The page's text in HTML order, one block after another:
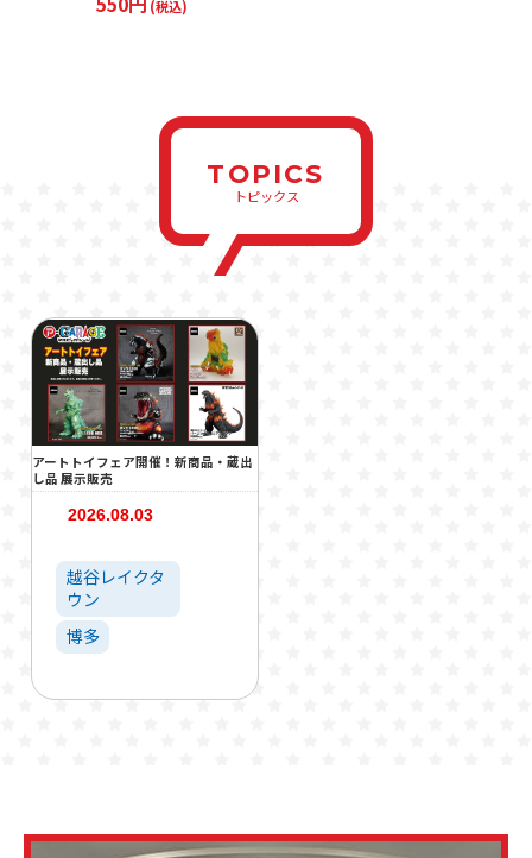
(税込)
TOPICS
トピックス
アートトイフェア開催！新商品・蔵出
し品 展示販売
2026.08.03
越谷レイクタ
ウン
博多